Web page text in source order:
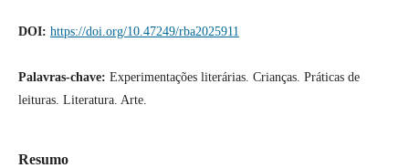
DOI: https://doi.org/10.47249/rba2025911
Palavras-chave: Experimentações literárias. Crianças. Práticas de
leituras. Literatura. Arte.
Resumo